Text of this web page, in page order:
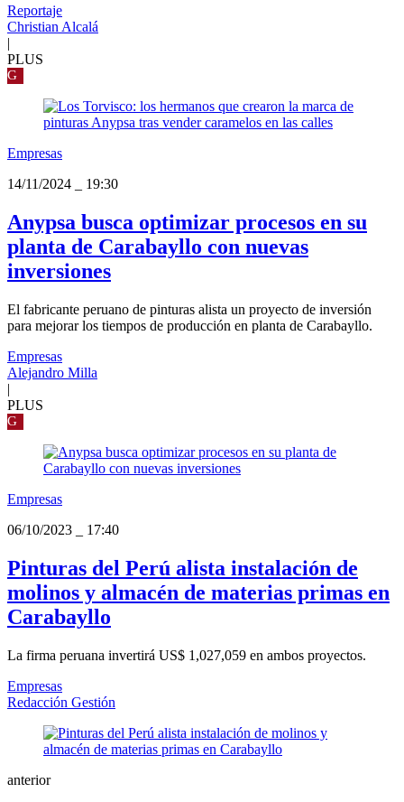
Reportaje
Christian Alcalá
PLUS
G
Empresas
14/11/2024
19:30
Anypsa busca optimizar procesos en su
planta de Carabayllo con nuevas
inversiones
El fabricante peruano de pinturas alista un proyecto de inversión
para mejorar los tiempos de producción en planta de Carabayllo.
Empresas
Alejandro Milla
|
PLUS
G
Empresas
06/10/2023
17:40
Pinturas del Perú alista instalación de
molinos y almacén de materias primas en
Carabayllo
La firma peruana invertirá US$ 1,027,059 en ambos proyectos.
Empresas
Redacción Gestión
anterior